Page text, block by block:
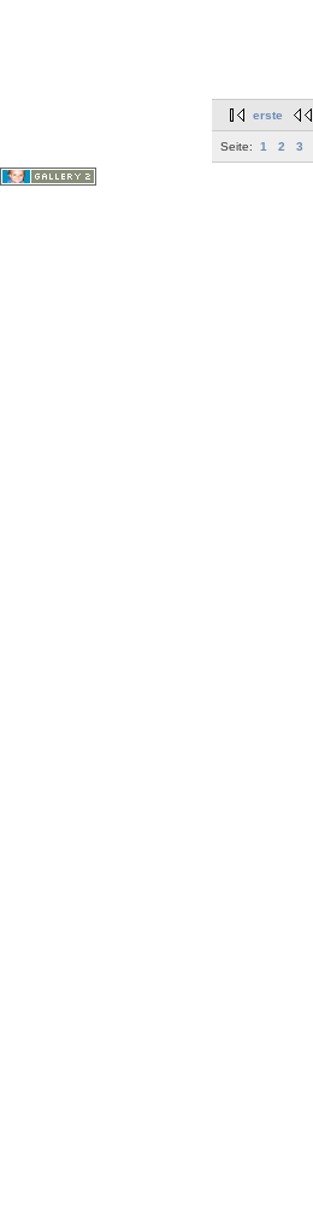
erste
Seite: 1 2 3